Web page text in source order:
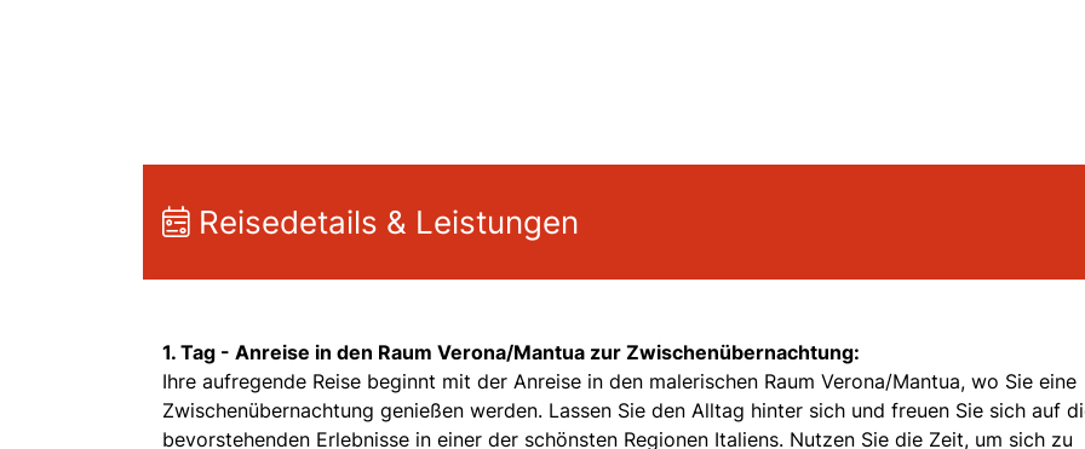
Reisedetails & Leistungen
1. Tag - Anreise in den Raum Verona/Mantua zur Zwischenübernachtung:
Ihre aufregende Reise beginnt mit der Anreise in den malerischen Raum Verona/Mantua, wo Sie eine
Zwischenübernachtung genießen werden. Lassen Sie den Alltag hinter sich und freuen Sie sich auf
bevorstehenden Erlebnisse in einer der schönsten Regionen Italiens. Nutzen Sie die Zeit, um sich zu